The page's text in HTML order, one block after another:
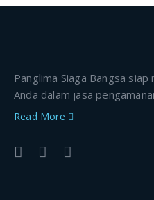
Panglima Siaga Bangsa
Anda dalam jasa
Read More